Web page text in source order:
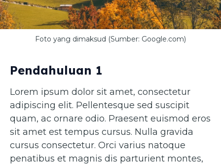
Foto yang dimaksud (Sumber: Google.com)
Pendahuluan 1
Lorem ipsum dolor sit amet, consectetur
adipiscing elit. Pellentesque sed suscipit
quam, ac ornare odio. Praesent euismod eros
sit amet est tempus cursus. Nulla gravida
cursus consectetur. Orci varius natoque
penatibus et magnis dis parturient montes,